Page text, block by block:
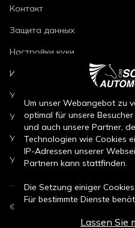
Контакт
Защита данных
Настройки куки
Импринт
Условия ремонта автомобилей
Условия продажи новых
Условия продажи
Условия продажи запчастей
© CSB Schimmel
Um unser Webangebot zu
optimal für unsere
und auch unsere Partner,
Technologien wie Cookies
IP-Adressen unserer
Partnern kann stattfinden.
Die Setzung einiger
Für bestimmte Dienste
Durch den Klick auf „Alle
Lassen Sie